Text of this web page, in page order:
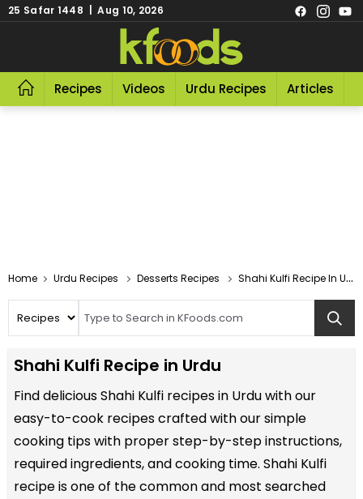
25 Safar 1448 | Aug 10, 2026
Recipes Videos Urdu Recipes Articles
Home Urdu Recipes Desserts Recipes Shahi Kulfi Recipe In Urdu
Shahi Kulfi Recipe in Urdu
Find delicious Shahi Kulfi recipes in Urdu with our
easy-to-cook recipes crafted with our simple
cooking tips with proper step-by-step instructions,
required ingredients, and cooking time. Shahi Kulfi
recipe is one of the common and most searched